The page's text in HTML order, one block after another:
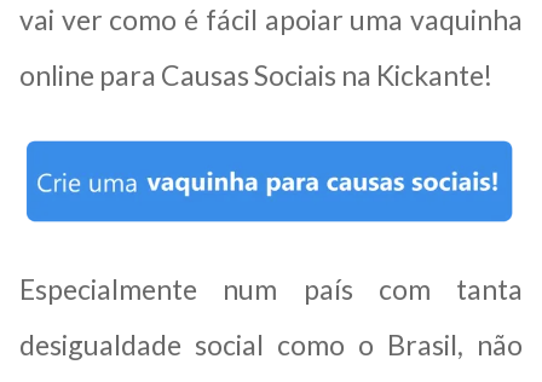
vai ver como é fácil apoiar uma vaquinha
online para Causas Sociais na Kickante!
Especialmente num país com tanta
desigualdade social como o Brasil, não